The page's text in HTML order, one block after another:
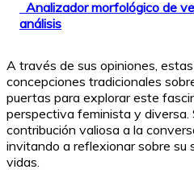
Analizador morfológico de
análisis
A través de sus opiniones,
concepciones tradicionales
puertas para explorar este
perspectiva feminista y diversa.
contribución valiosa a la
invitando a reflexionar sobre su
vidas.